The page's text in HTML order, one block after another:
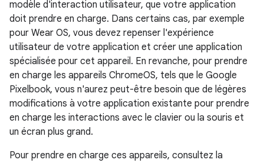
modèle d'interaction utilisateur, que votre application
doit prendre en charge. Dans certains cas, par exemple
pour Wear OS, vous devez repenser l'expérience
utilisateur de votre application et créer une application
spécialisée pour cet appareil. En revanche, pour prendre
en charge les appareils ChromeOS, tels que le Google
Pixelbook, vous n'aurez peut-être besoin que de légères
modifications à votre application existante pour prendre
en charge les interactions avec le clavier ou la souris et
un écran plus grand.
Pour prendre en charge ces appareils, consultez la